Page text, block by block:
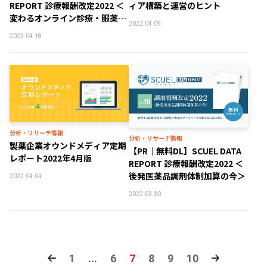
REPORT 診療報酬改定2022 ＜
変わるオンライン診療・服薬指
導＞
2022.04.18
ィア構築と運営のヒント
2022.04.09
分析・リサーチ情報
製薬企業オウンドメディア定期
レポート2022年4月版
2022.04.04
分析・リサーチ情報
【PR｜無料DL】SCUEL DATA
REPORT 診療報酬改定2022 ＜
後発医薬品調剤体制加算の今＞
2022.03.30
1 ... 6 7 8 9 10